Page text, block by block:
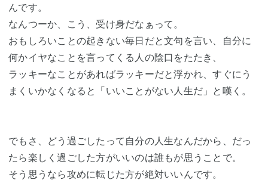
んです。
なんつーか、こう、受け身だなぁって。
おもしろいことの起きない毎日だと文句を言い、自分に
何かイヤなことを言ってくる人の陰口をたたき、
ラッキーなことがあればラッキーだと浮かれ、すぐにう
まくいかなくなると「いいことがない人生だ」と嘆く。
でもさ、どう過ごしたって自分の人生なんだから、だっ
たら楽しく過ごした方がいいのは誰もが思うことで。
そう思うなら攻めに転じた方が絶対いいんです。